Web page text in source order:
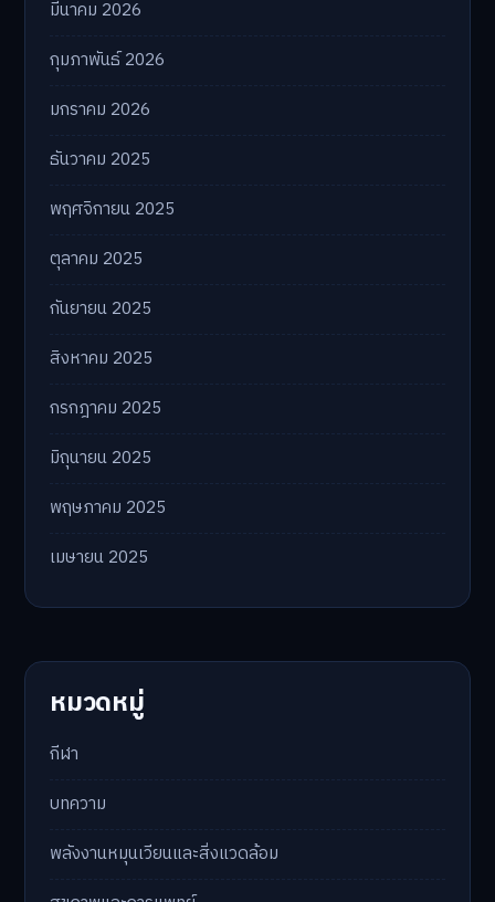
มีนาคม 2026
กุมภาพันธ์ 2026
มกราคม 2026
ธันวาคม 2025
พฤศจิกายน 2025
ตุลาคม 2025
กันยายน 2025
สิงหาคม 2025
กรกฎาคม 2025
มิถุนายน 2025
พฤษภาคม 2025
เมษายน 2025
หมวดหมู่
กีฬา
บทความ
พลังงานหมุนเวียนและสิ่งแวดล้อม